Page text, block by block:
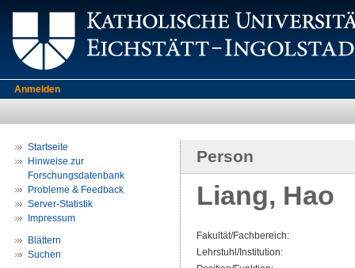
Anmelden
Startseite
Hinweise zur
Forschungsdatenbank
Probleme & Feedback
Server-Statistik
Impressum
Blättern
Suchen
Person
Liang, Hao
Fakultät/Fachbereich:
Lehrstuhl/Institution: